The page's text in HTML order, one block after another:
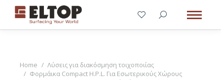
You are here:
Home
Λύσεις για διακόσμηση τοιχοποιίας
Φορμάικα Compact H.P.L. Για Εσωτερικούς Χώρους